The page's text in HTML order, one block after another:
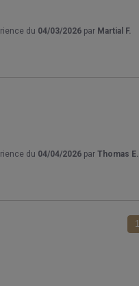
du 04/03/2026 par Martial F.
du 04/04/2026 par Thomas E.